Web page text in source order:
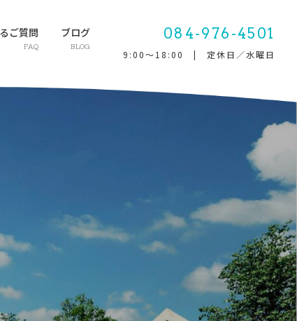
ご質問
FAQ
ブログ
BLOG
084-976-4501
9:00～18:00 | 定休日／水曜日